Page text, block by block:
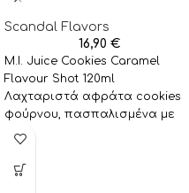
Scandal Flavors
16,90 €
M.I. Juice Cookies Caramel
Flavour Shot 120ml
Λαχταριστά αφράτα cookies
φούρνου, πασπαλισμένα με
κομμάτια τραγανής
πλούσια